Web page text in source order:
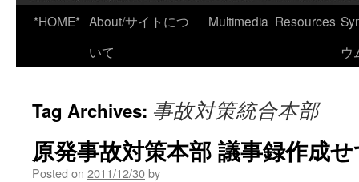
*HOME* About/サイトにつ
いて
Multimedia Resources
ウ
Tag Archives: 事故対策統合本部
原発事故対策本部 議事録作成
Posted on 2011/12/30by